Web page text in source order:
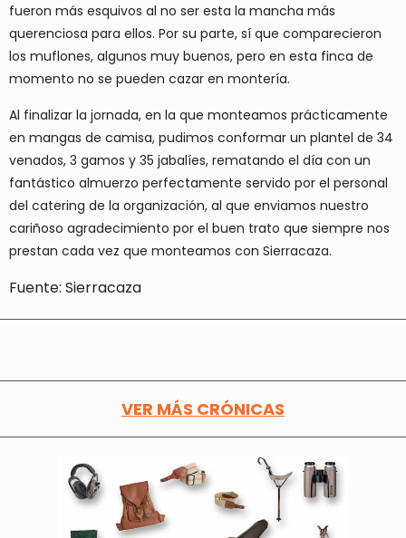
fueron más esquivos al no ser esta la mancha más
querenciosa para ellos. Por su parte, sí que comparecieron
los muflones, algunos muy buenos, pero en esta finca de
momento no se pueden cazar en montería.
Al finalizar la jornada, en la que monteamos prácticamente
en mangas de camisa, pudimos conformar un plantel de 34
venados, 3 gamos y 35 jabalíes, rematando el día con un
fantástico almuerzo perfectamente servido por el personal
del catering de la organización, al que enviamos nuestro
cariñoso agradecimiento por el buen trato que siempre nos
prestan cada vez que monteamos con Sierracaza.
Fuente: Sierracaza
VER MÁS CRÓNICAS